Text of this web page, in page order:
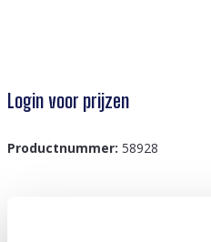
Login voor prijzen
Productnummer: 58928